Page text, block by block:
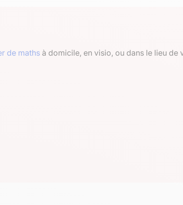
de maths à domicile, en visio, ou dans le lieu de